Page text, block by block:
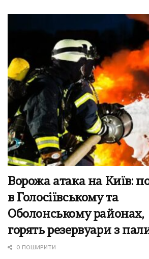
Ворожа атака на Київ:
в Голосіївському та
Оболонському районах,
горять резервуари з
0 ПОШИРИТИ